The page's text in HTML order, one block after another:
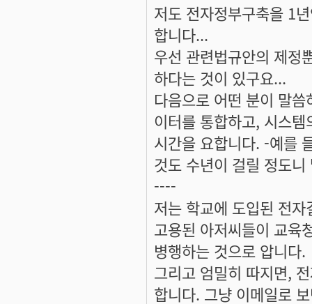
저도 전자정부구축을 1
합니다...
우선 관련법규안의 제정
하다는 것이 있구요...
다음으로 어떤 분이 말
이터를 통합하고, 시스
시간을 요합니다. -예를
것도 수년이 걸릴 정도니
----
저는 학교에 도입된 전
고용된 아저씨들이 교육
병행하는 것으로 압니다.
그리고 엄밀히 따지면,
합니다. 그냥 이메일로